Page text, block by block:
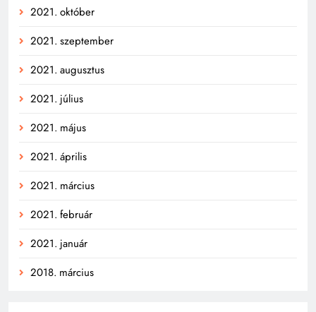
2021. október
2021. szeptember
2021. augusztus
2021. július
2021. május
2021. április
2021. március
2021. február
2021. január
2018. március